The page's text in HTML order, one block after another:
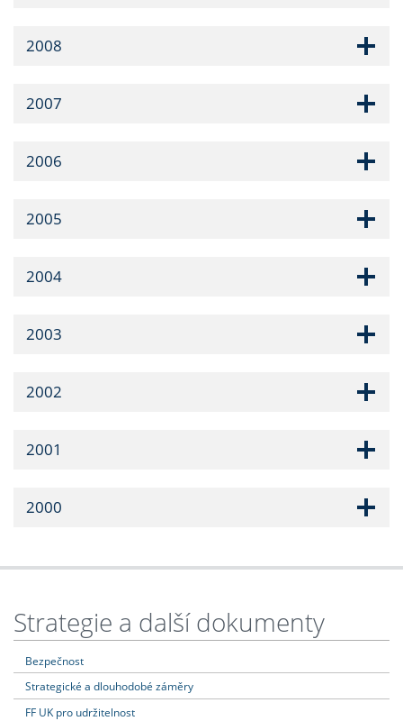
2008
2007
2006
2005
2004
2003
2002
2001
2000
Strategie a další dokumenty
Bezpečnost
Strategické a dlouhodobé záměry
FF UK pro udržitelnost